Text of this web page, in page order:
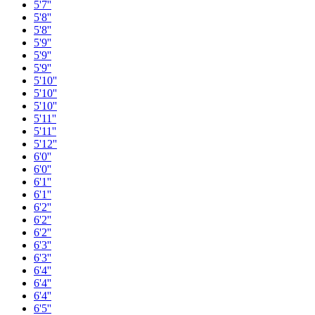
5'7''
5'8''
5'8''
5'9''
5'9''
5'9''
5'10''
5'10''
5'10''
5'11''
5'11''
5'12''
6'0''
6'0''
6'1''
6'1''
6'2''
6'2''
6'2''
6'3''
6'3''
6'4''
6'4''
6'4''
6'5''